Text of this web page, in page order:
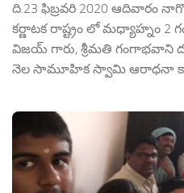
ది.23 ఫిబ్రవరి 2020 ఆదివారం
కర్ణాటక రాష్ట్రం లో మధ్యాహ్నం 2
విజయ్ గారు, శ్రీమతి గంగాభవాని
నెల సామూహిక స్వామి ఆరాధనా